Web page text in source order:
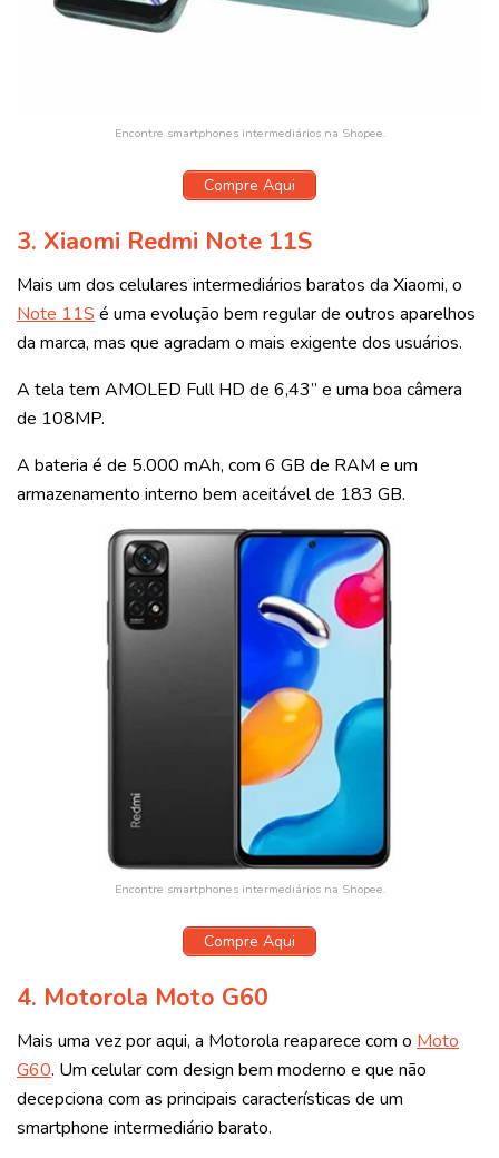
Encontre smartphones intermediários na Shopee.
Compre Aqui
3. Xiaomi Redmi Note 11S
Mais um dos celulares intermediários baratos da Xiaomi, o
Note 11S é uma evolução bem regular de outros aparelhos
da marca, mas que agradam o mais exigente dos usuários.
A tela tem AMOLED Full HD de 6,43’’ e uma boa câmera
de 108MP.
A bateria é de 5.000 mAh, com 6 GB de RAM e um
armazenamento interno bem aceitável de 183 GB.
Encontre smartphones intermediários na Shopee.
Compre Aqui
4. Motorola Moto G60
Mais uma vez por aqui, a Motorola reaparece com o Moto
G60. Um celular com design bem moderno e que não
decepciona com as principais características de um
smartphone intermediário barato.